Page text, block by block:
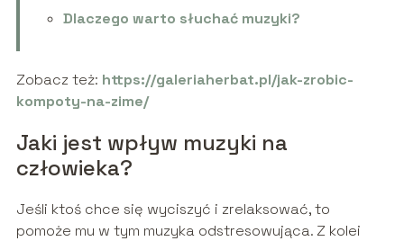
Dlaczego warto słuchać muzyki?
Zobacz też: https://galeriaherbat.pl/jak-zrobic-
kompoty-na-zime/
Jaki jest wpływ muzyki na
człowieka?
Jeśli ktoś chce się wyciszyć i zrelaksować, to
pomoże mu w tym muzyka odstresowująca. Z kolei